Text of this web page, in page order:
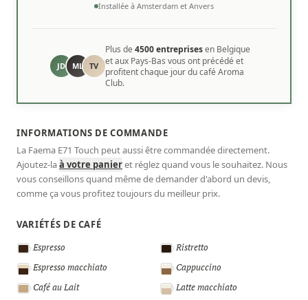
Installée à Amsterdam et Anvers
JD ML TV
Plus de4500 entreprisesen Belgique
et aux Pays-Bas vous ont précédé et
profitent chaque jour du café Aroma
Club.
INFORMATIONS DE COMMANDE
La Faema E71 Touch peut aussi être commandée directement.
Ajoutez-laà votre panieret réglez quand vous le souhaitez. Nous
vous conseillons quand même de demander d'abord un devis,
comme ça vous profitez toujours du meilleur prix.
VARIÉTÉS DE CAFÉ
Espresso
Ristretto
Espresso macchiato
Cappuccino
Café au Lait
Latte macchiato